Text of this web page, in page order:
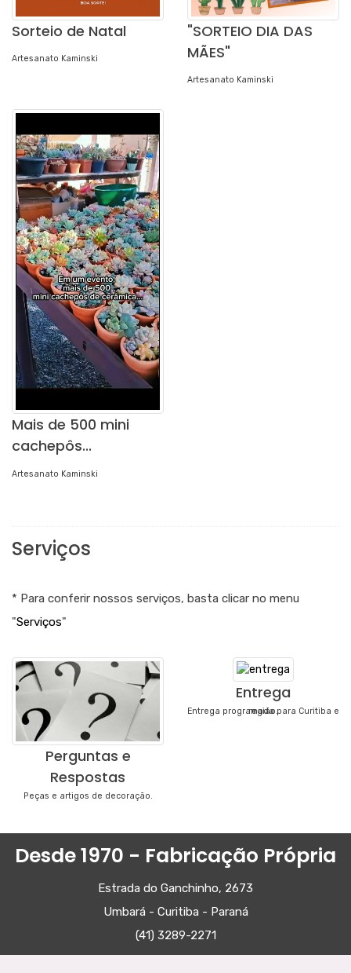
Sorteio de Natal
Artesanato Kaminski
"SORTEIO DIA DAS
MÃES"
Artesanato Kaminski
Mais de 500 mini
cachepôs...
Artesanato Kaminski
Serviços
* Para conferir nossos serviços, basta clicar no menu
"Serviços"
Perguntas e
Respostas
Peças e artigos de decoração.
Entrega
Entrega programada para Curitiba e região.
Desde 1970 - Fabricação Própria
Estrada do Ganchinho, 2673
Umbará - Curitiba - Paraná
(41) 3289-2271